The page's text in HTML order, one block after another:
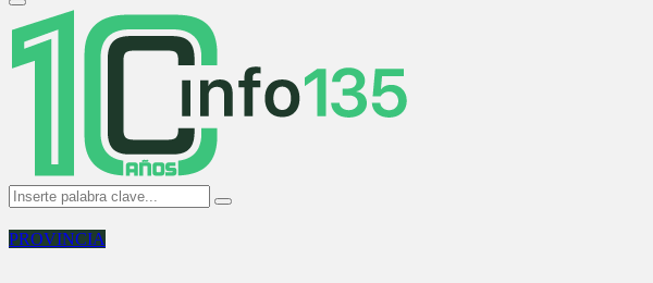
Primary
Menu
Search
for:
Search
PROVINCIA